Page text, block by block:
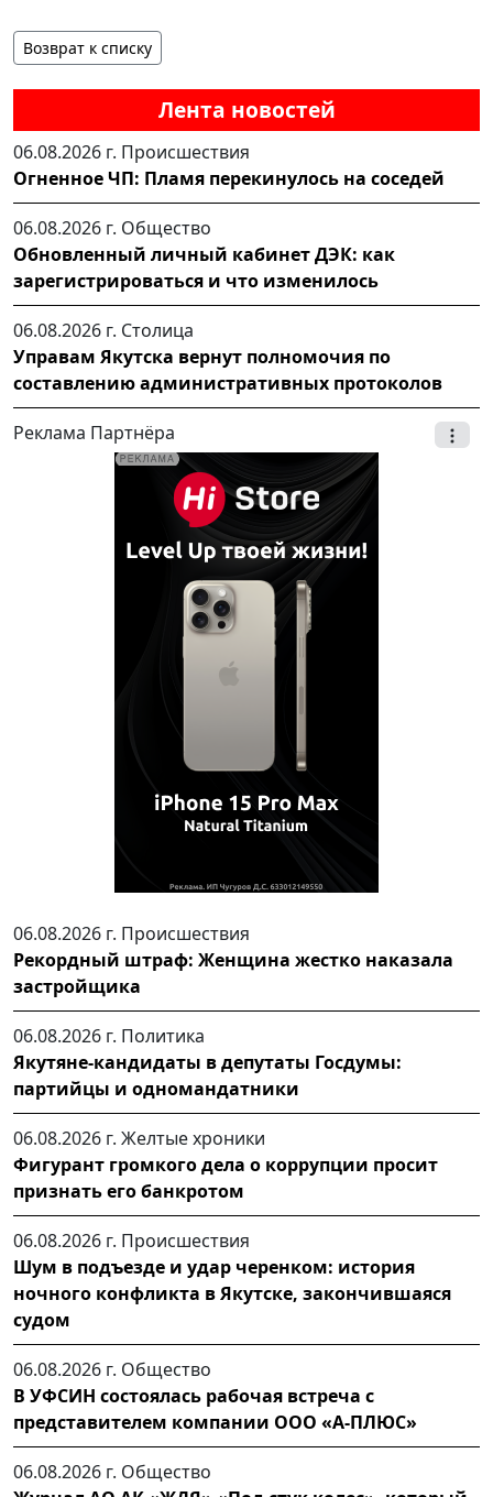
Лента новостей
06.08.2026 г. Происшествия
Огненное ЧП: Пламя перекинулось на соседей
06.08.2026 г. Общество
Обновленный личный кабинет ДЭК: как
зарегистрироваться и что изменилось
06.08.2026 г. Столица
Управам Якутска вернут полномочия по
составлению административных протоколов
Реклама Партнёра
06.08.2026 г. Происшествия
Рекордный штраф: Женщина жестко наказала
застройщика
06.08.2026 г. Политика
Якутяне-кандидаты в депутаты Госдумы:
партийцы и одномандатники
06.08.2026 г. Желтые хроники
Фигурант громкого дела о коррупции просит
признать его банкротом
06.08.2026 г. Происшествия
Шум в подъезде и удар черенком: история
ночного конфликта в Якутске, закончившаяся
судом
06.08.2026 г. Общество
В УФСИН состоялась рабочая встреча с
представителем компании ООО «А-ПЛЮС»
06.08.2026 г. Общество
Возврат к списку